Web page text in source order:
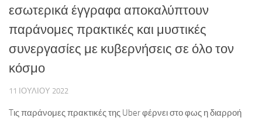
εσωτερικά έγγραφα αποκαλύπτουν
παράνομες πρακτικές και μυστικές
συνεργασίες με κυβερνήσεις σε όλο τον
κόσμο
11 ΙΟΥΛΊΟΥ 2022
Tις παράνομες πρακτικές της Uber φέρνει στο φως η διαρροή